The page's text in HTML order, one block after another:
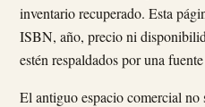
inventario recuperado. Esta
ISBN, año, precio ni
estén respaldados por una
El antiguo espacio comercial